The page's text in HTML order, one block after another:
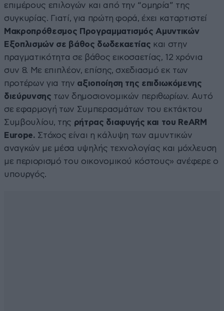
επιμέρους επιλογών και από την “ομηρία” της
συγκυρίας. Γιατί, για πρώτη φορά, έχει καταρτιστεί
Μακροπρόθεσμος Προγραμματισμός Αμυντικών
Εξοπλισμών σε βάθος δωδεκαετίας και στην
πραγματικότητα σε βάθος εικοσαετίας, 12 χρόνια
συν 8. Με επιπλέον, επίσης, σχεδιασμό εκ των
προτέρων για την αξιοποίηση της επιδιωκόμενης
διεύρυνσης των δημοσιονομικών περιθωρίων. Αυτό
σε εφαρμογή των Συμπερασμάτων του εκτάκτου
Συμβουλίου, της ρήτρας διαφυγής και του ReARM
Europe. Στόχος είναι η κάλυψη των αμυντικών
αναγκών με μέσα υψηλής τεχνολογίας και μόχλευση
με περιορισμό του οικονομικού κόστους» ανέφερε ο
υπουργός.